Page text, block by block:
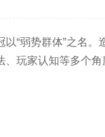
“弱势群体”之名。
玩家认知等多个